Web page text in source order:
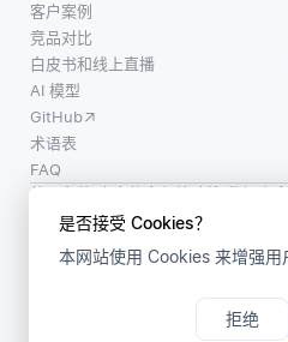
是否接受 Cookies？
本网站使用 Cookies 来增强用
拒绝
客户案例
竞品对比
白皮书和线上直播
AI 模型
GitHub
术语表
FAQ
使用条款·个人信息保护政策·数据安
LF AI、LF AI & Data、Milvus，以及相
Foundation 所有商标
版权所有 ©2026 上海赜睿信息科技有限